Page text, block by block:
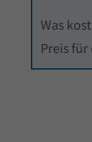
Was
Preis